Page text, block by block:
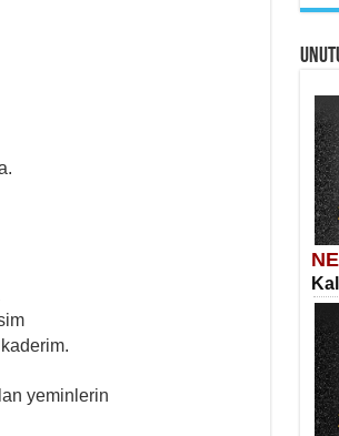
yeminlerin
İki